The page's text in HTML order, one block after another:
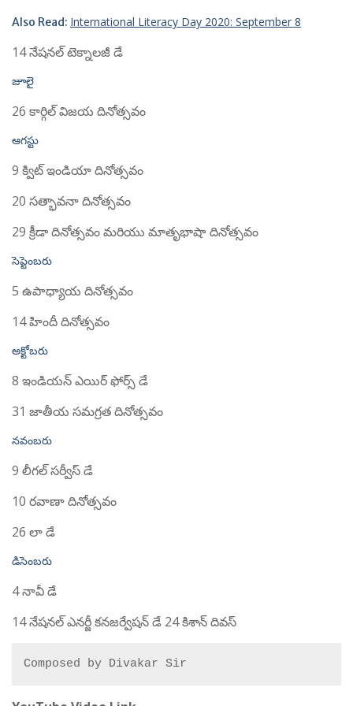
Also Read: International Literacy Day 2020: September 8
14 నేషనల్ టెక్నాలజీ డే
జూలై
26 కార్గిల్ విజయ దినోత్సవం
ఆగస్టు
9 క్విట్ ఇండియా దినోత్సవం
20 సత్భావనా దినోత్సవం
29 క్రీడా దినోత్సవం మరియు మాతృభాషా దినోత్సవం
సెప్టెంబరు
5 ఉపాధ్యాయ దినోత్సవం
14 హిందీ దినోత్సవం
అక్టోబరు
8 ఇండియన్ ఎయిర్ ఫోర్స్ డే
31 జాతీయ సమగ్రత దినోత్సవం
నవంబరు
9 లీగల్ సర్వీస్ డే
10 రవాణా దినోత్సవం
26 లా డే
డిసెంబరు
4 నావీ డే
14 నేషనల్ ఎనర్జీ కనజర్వేషన్ డే 24 కిశాన్ దివస్
Composed by Divakar Sir